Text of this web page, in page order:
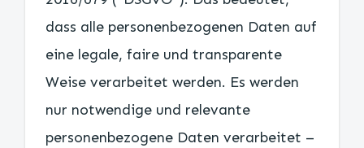
dass alle personenbezogenen Daten auf
eine legale, faire und transparente
Weise verarbeitet werden. Es werden
nur notwendige und relevante
personenbezogene Daten verarbeitet –